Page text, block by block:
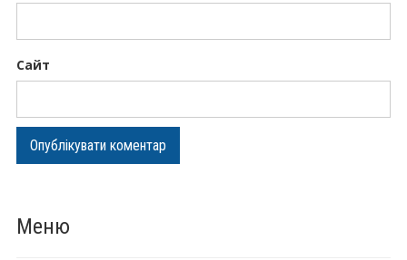
Меню
Сайт